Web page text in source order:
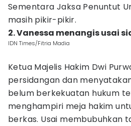
Sementara Jaksa Penuntut
masih pikir-pikir.
2. Vanessa menangis usai
IDN Times/Fitria Madia
Ketua Majelis Hakim Dwi
persidangan dan
belum berkekuatan hukum
menghampiri meja hakim
berkas. Usai membubuhkan